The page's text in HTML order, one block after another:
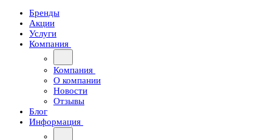
Бренды
Акции
Услуги
Компания
Компания
О компании
Новости
Отзывы
Блог
Информация